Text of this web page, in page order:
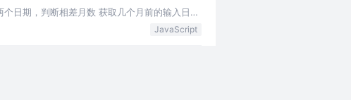
日期，判断相差月数 获取几个月前的输入日期
JavaScript